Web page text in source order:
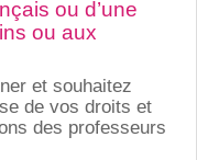
ou d’une
ou aux
et souhaitez
de vos droits et
des professeurs